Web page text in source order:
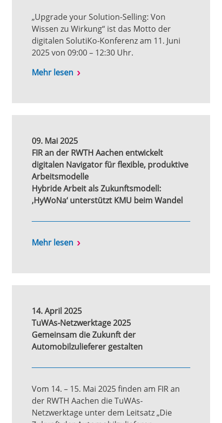
„Upgrade your Solution-Selling: Von
Wissen zu Wirkung“ ist das Motto der
digitalen SolutiKo-Konferenz am 11. Juni
2025 von 09:00 – 12:30 Uhr.
Mehr lesen
09. Mai 2025
FIR an der RWTH Aachen entwickelt
digitalen Navigator für flexible, produktive
Arbeitsmodelle
Hybride Arbeit als Zukunftsmodell:
‚HyWoNa‘ unterstützt KMU beim Wandel
Mehr lesen
14. April 2025
TuWAs-Netzwerktage 2025
Gemeinsam die Zukunft der
Automobilzulieferer gestalten
Vom 14. – 15. Mai 2025 finden am FIR an
der RWTH Aachen die TuWAs-
Netzwerktage unter dem Leitsatz „Die